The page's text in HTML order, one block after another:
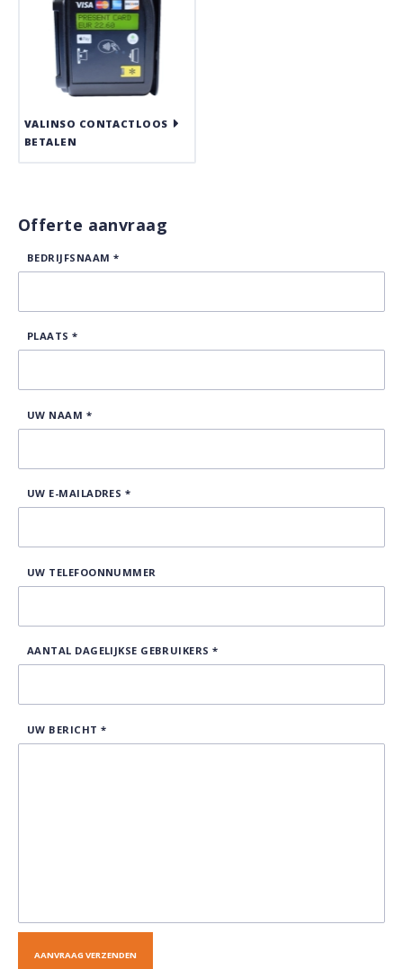
VALINSO CONTACTLOOS
BETALEN
Offerte aanvraag
BEDRIJFSNAAM *
PLAATS*
UW NAAM *
UW E-MAILADRES *
UW TELEFOONNUMMER
AANTAL DAGELIJKSE GEBRUIKERS*
UW BERICHT *